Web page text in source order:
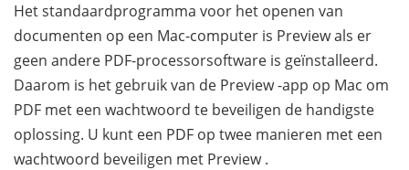
Het standaardprogramma voor het openen van
documenten op een Mac-computer is Preview als er
geen andere PDF-processorsoftware is geïnstalleerd.
Daarom is het gebruik van de Preview -app op Mac om
PDF met een wachtwoord te beveiligen de handigste
oplossing. U kunt een PDF op twee manieren met een
wachtwoord beveiligen met Preview .